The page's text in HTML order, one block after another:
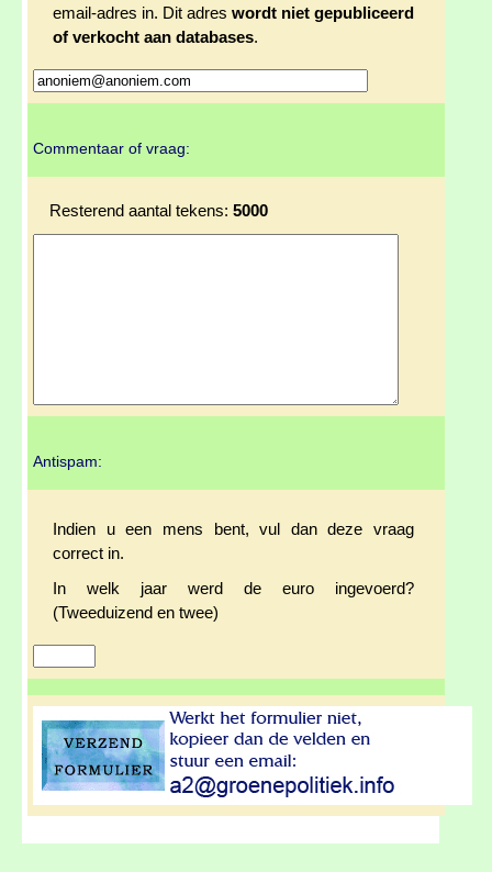
email-adres in. Dit adres wordt niet gepubliceerd
of verkocht aan databases.
Commentaar of vraag:
Resterend aantal tekens: 5000
Antispam:
Indien u een mens bent, vul dan deze vraag
correct in.
In welk jaar werd de euro ingevoerd?
(Tweeduizend en twee)